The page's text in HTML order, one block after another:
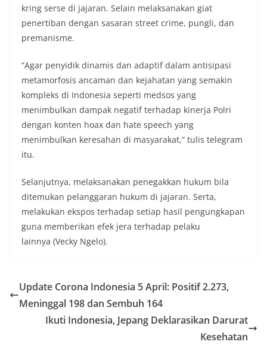
kring serse di jajaran. Selain melaksanakan giat
penertiban dengan sasaran street crime, pungli, dan
premanisme.
“Agar penyidik dinamis dan adaptif dalam antisipasi
metamorfosis ancaman dan kejahatan yang semakin
kompleks di Indonesia seperti medsos yang
menimbulkan dampak negatif terhadap kinerja Polri
dengan konten hoax dan hate speech yang
menimbulkan keresahan di masyarakat,” tulis telegram
itu.
Selanjutnya, melaksanakan penegakkan hukum bila
ditemukan pelanggaran hukum di jajaran. Serta,
melakukan ekspos terhadap setiap hasil pengungkapan
guna memberikan efek jera terhadap pelaku
lainnya (Vecky Ngelo).
Update Corona Indonesia 5 April: Positif 2.273,
Meninggal 198 dan Sembuh 164
Ikuti Indonesia, Jepang Deklarasikan Darurat
Kesehatan